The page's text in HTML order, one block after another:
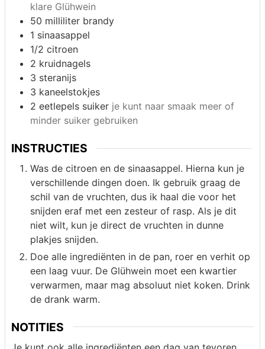
klare Glühwein
50 milliliter brandy
1 sinaasappel
1/2 citroen
2 kruidnagels
3 steranijs
3 kaneelstokjes
2 eetlepels suiker je kunt naar smaak meer of
minder suiker gebruiken
INSTRUCTIES
Was de citroen en de sinaasappel. Hierna kun je
verschillende dingen doen. Ik gebruik graag de
schil van de vruchten, dus ik haal die voor het
snijden eraf met een zesteur of rasp. Als je dit
niet wilt, kun je direct de vruchten in dunne
plakjes snijden.
Doe alle ingrediënten in de pan, roer en verhit op
een laag vuur. De Glühwein moet een kwartier
verwarmen, maar mag absoluut niet koken. Drink
de drank warm.
NOTITIES